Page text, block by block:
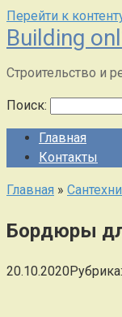
Перейти к
Building
Строительство и
Поиск:
Главная
Контакты
Главная »
Бордюры
20.10.2020Рубрика: